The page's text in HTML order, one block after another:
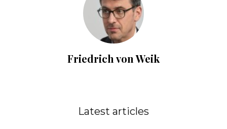
Friedrich von Weik
Latest articles